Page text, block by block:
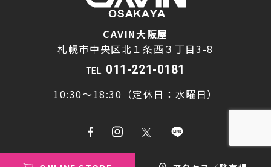
CAVIN大阪屋
札幌市中央区北１条西３丁目3-8
TEL. 011-221-0181
10:30～18:30（定休日：水曜日）